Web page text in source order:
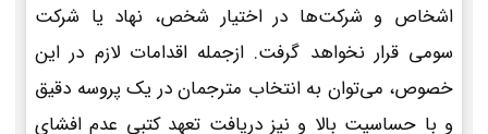
اشخاص و شرکت‌ها در اختیار شخص، نهاد یا شرکت
سومی قرار نخواهد گرفت. ازجمله اقدامات لازم در این
خصوص، می‌توان به انتخاب مترجمان در یک پروسه دقیق
و با حساسیت بالا و نیز دریافت تعهد کتبی عدم افشای